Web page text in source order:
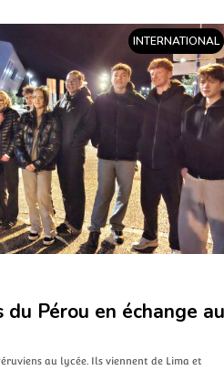
INTERNATIONAL
du Pérou en échange au
au lycée. Ils viennent de Lima et